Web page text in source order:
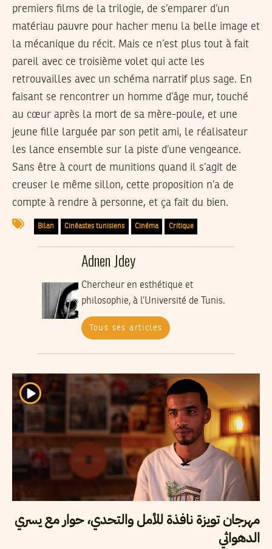
premiers films de la trilogie, de s’emparer d’un
matériau pauvre pour hacher menu la belle image et
la mécanique du récit. Mais ce n’est plus tout à fait
pareil avec ce troisième volet qui acte les
retrouvailles avec un schéma narratif plus sage. En
faisant se rencontrer un homme d’âge mur, touché
au cœur après la mort de sa mère-poule, et une
jeune fille larguée par son petit ami, le réalisateur
les lance ensemble sur la piste d’une vengeance.
Sans être à court de munitions quand il s’agit de
creuser le même sillon, cette proposition n’a de
compte à rendre à personne, et ça fait du bien.
Bilan Cinéastes tunisiens Cinéma Critique
Adnen Jdey
Chercheur en esthétique et
philosophie, à l’Université de Tunis.
Tous ses articles
مهرجان تويزة نافذة للأمل والتحدي، حوار مع يسري
الدهواثي